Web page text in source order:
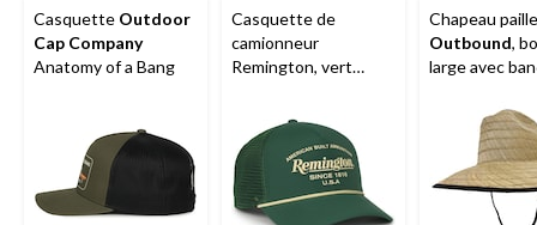
Casquette Outdoor
Cap Company
Anatomy of a Bang
Casquette de
camionneur
Remington, vert
Chapeau paille
Outbound,
large avec
tailles variées